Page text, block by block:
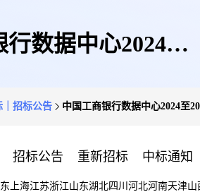
行数据中心2024至
｜招标公告 中国工商银行数据中心2024至
招标公告 重新招标 中标通知
上海江苏浙江山东湖北四川 河北河南天津山